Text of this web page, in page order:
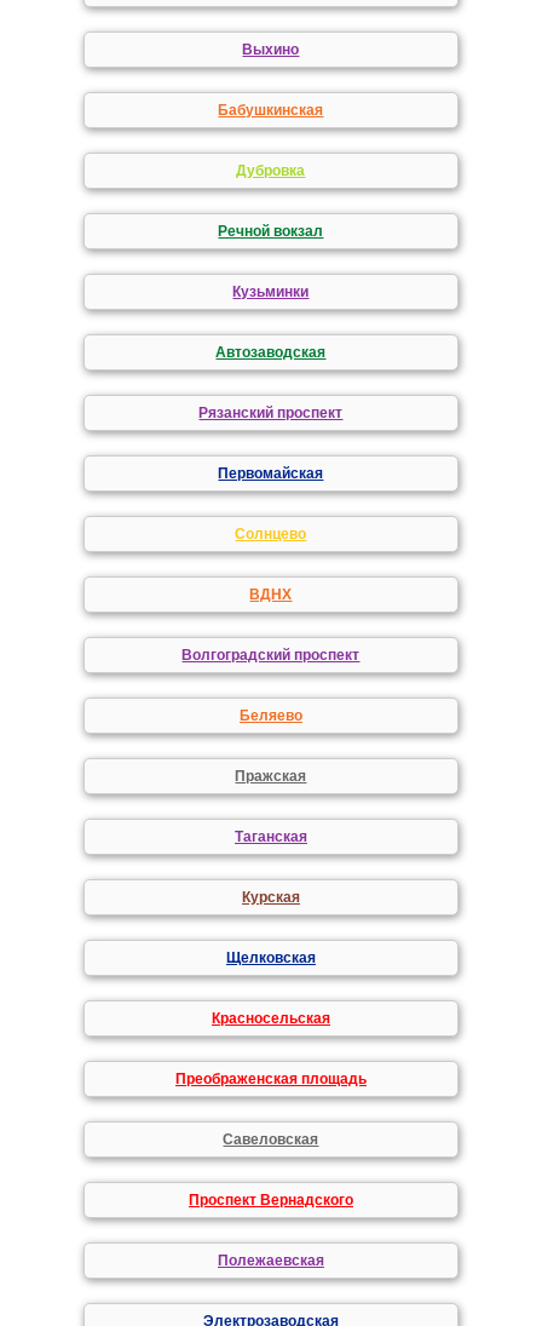
Выхино
Бабушкинская
Дубровка
Речной вокзал
Кузьминки
Автозаводская
Рязанский проспект
Первомайская
Солнцево
ВДНХ
Волгоградский проспект
Беляево
Пражская
Таганская
Курская
Щелковская
Красносельская
Преображенская площадь
Савеловская
Проспект Вернадского
Полежаевская
Электрозаводская